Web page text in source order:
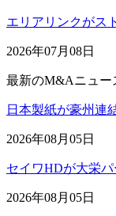
エリアリンクがス
2026年07月08日
最新のM&Aニュー
日本製紙が豪州連
2026年08月05日
セイワHDが大栄
2026年08月05日